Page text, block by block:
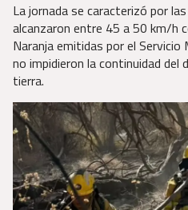
La jornada se caracterizó por
alcanzaron entre 45 a 50 km/h
Naranja emitidas por el
no impidieron la continuidad del
tierra.